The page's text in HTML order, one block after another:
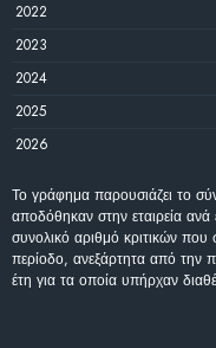
2022
2023
2024
2025
2026
Το γράφημα παρουσιάζει το
αποδόθηκαν στην εταιρεία ανά
συνολικό αριθμό κριτικών
περίοδο, ανεξάρτητα από την
έτη για τα οποία υπήρχαν